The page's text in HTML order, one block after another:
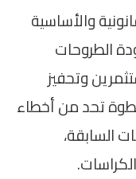
والأساسية
الطروحات
وتحفيز
تحد من أخطاء
السابقة،